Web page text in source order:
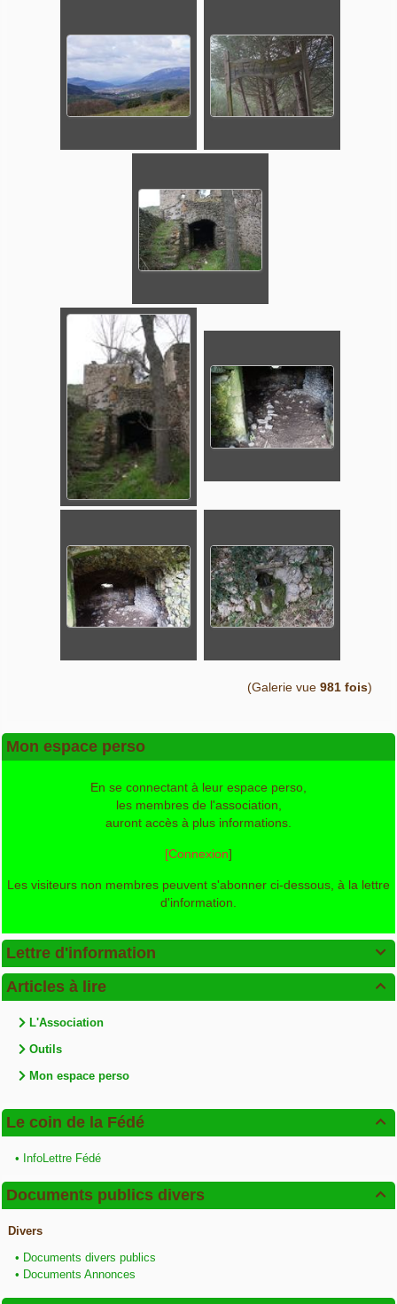
(Galerie vue 981 fois)
Mon espace perso
En se connectant à leur espace perso,
les membres de l'association,
auront accès à plus informations.
[Connexion]
Les visiteurs non membres peuvent s'abonner ci-dessous, à la lettre
d'information.

Lettre d'information

Articles à lire
L'Association
Outils
Mon espace perso

Le coin de la Fédé
• InfoLettre Fédé

Documents publics divers
Divers
• Documents divers publics
• Documents Annonces